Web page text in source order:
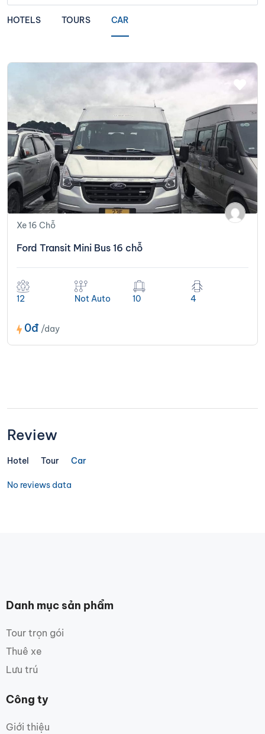
HOTELS TOURS CAR
Xe 16 Chỗ
Ford Transit Mini Bus 16 chỗ
12 Not Auto 10 4
0đ /day
Review
Hotel Tour Car
No reviews data
Danh mục sản phẩm
Tour trọn gói
Thuê xe
Lưu trú
Công ty
Giới thiệu